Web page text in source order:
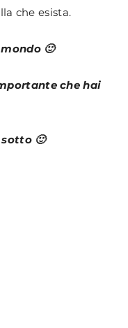
che esista.
🙂
che hai
🙂